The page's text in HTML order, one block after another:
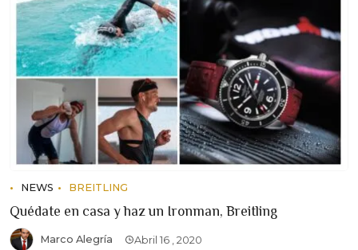
NEWS BREITLING
Quédate en casa y haz un Ironman, Breitling
Marco Alegría Abril 16 , 2020